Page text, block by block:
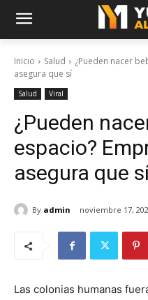
Inicio Salud
¿Pueden nacer
asegura que sí
Salud Viral
¿Pueden
espacio?
asegura que
By admin noviembre 17,
Las colonias humanas